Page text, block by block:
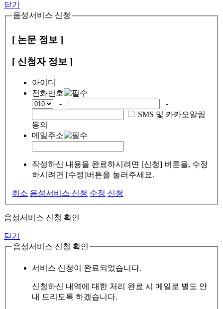
닫기
음성서비스 신청
[ 논문 정보 ]
[ 신청자 정보 ]
아이디
전화번호
-
-
SMS 및 카카오알림
동의
메일주소
작성하신 내용을 완료하시려면 [신청] 버튼을, 수정
하시려면 [수정]버튼을 눌러주세요.
취소 음성서비스 신청 수정 신청
음성서비스 신청 확인
닫기
음성서비스 신청 확인
서비스 신청이 완료되었습니다.
신청하신 내역에 대한 처리 완료 시 메일로 별도 안
내 드리도록 하겠습니다.